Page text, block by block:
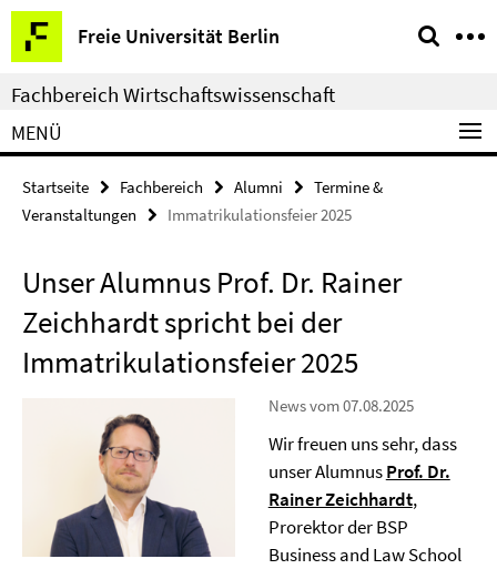
Springe
direkt
zu
Inhalt
Freie Universität Berlin
Service-
Navigation
Fachbereich Wirtschaftswissenschaft
MENÜ
Startseite Fachbereich Alumni
Termine &
Veranstaltungen
Immatrikulationsfeier 2025
Unser Alumnus Prof. Dr. Rainer
Zeichhardt spricht bei der
Immatrikulationsfeier 2025
News vom 07.08.2025
Wir freuen uns sehr, dass
unser AlumnusProf. Dr.
Rainer Zeichhardt,
Prorektor der BSP
Business and Law School